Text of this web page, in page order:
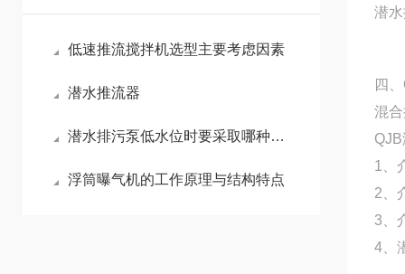
低速推流搅拌机选型主要考虑因素
潜水推流器
潜水排污泵低水位时要采取哪种保护措施
浮筒曝气机的工作原理与结构特点
潜
四
混
1、
2、
3、
4、